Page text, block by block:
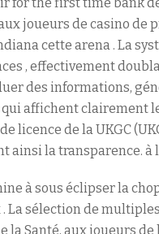
joueurs de casino de
cette arena . La
, effectivement
des informations,
affichent clairement
licence de la UKGC
ainsi la transparence.
à sous éclipser la
La sélection de
la Santé, aux joueurs